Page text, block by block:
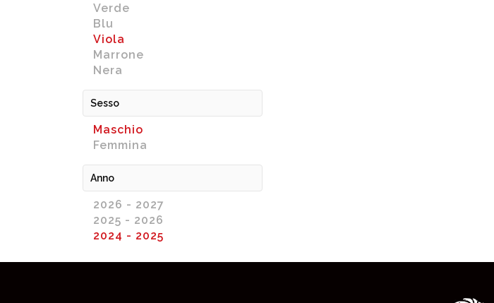
Verde
Blu
Viola
Marrone
Nera
Sesso
Maschio
Femmina
Anno
2026 - 2027
2025 - 2026
2024 - 2025